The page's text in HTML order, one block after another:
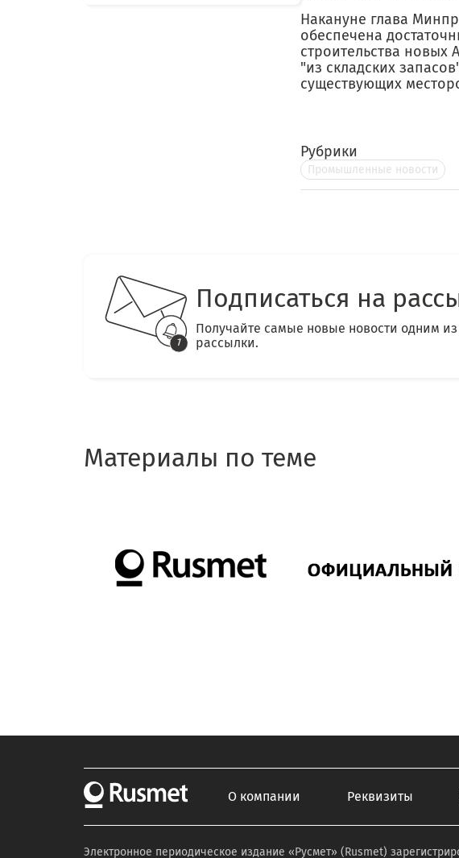
Накануне глава
обеспечена
строительства новых
"из складских
существующих
Рубрики
Промышленные новости
Подписаться на
Получайте самые новые новости одним
рассылки.
Материалы по теме
О компании Реквизиты
Электронное периодическое издание «Русмет» (Rusmet)